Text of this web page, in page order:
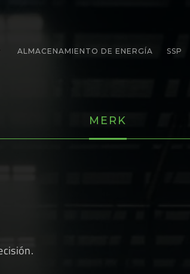
ALMACENAMIENTO DE ENERGÍA SSP
MERK